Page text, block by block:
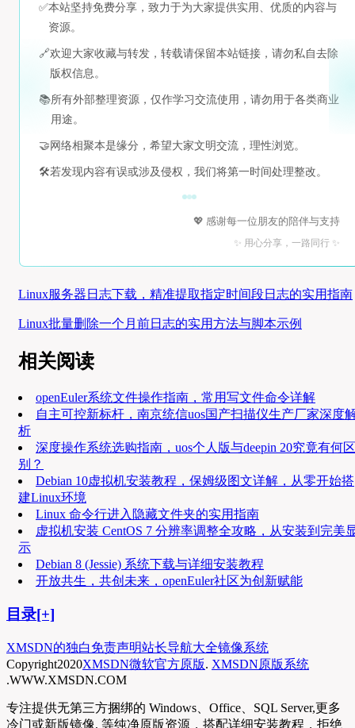
✅本站坚持免费分享，致力于为大家提供实用、优质的内容与
资源。
🔗欢迎大家收藏与转发，转载请保留本站链接，请勿私自去除
版权信息。
📚所有外部整理资源，仅作学习交流使用，请勿用于各类商业
用途。
🤝 网络相聚本是缘分，希望大家文明交流，理性浏览。
🛠️若发现内容有误或涉及侵权，我们将第一时间处理整改。
💖 感谢每一位朋友的陪伴与支持
✨ 用心分享，一路同行 ✨
Linux服务器日志下载，精准提取指定时间段日志的实用指南
Linux批量删除一个月前日志的实用方法与脚本示例
相关阅读
openEuler系统文件操作指南，常用写文件命令详解
自主可控新标杆，南京统信uos国产扫描仪生产厂家深度
析
深度操作系统选购指南，uos个人版与deepin 20究竟有何区
别？
Debian 10虚拟机安装教程，保姆级图文详解，从零开始搭
建Linux环境
Linux 命令行进入隐藏文件夹的实用指南
虚拟机安装 CentOS 7 分辨率调整全攻略，从安装到完美
示
Debian 8 (Jessie) 系统下载与详细安装教程
开放共生，共创未来，openEuler社区为创新赋能
目录[+]
XMSDN的独白免责声明站长导航大全镜像系统
Copyright2020XMSDN微软官方原版. XMSDN原版系统
.WWW.XMSDN.COM
专注提供无第三方捆绑的 Windows、Office、SQL Server,更多
冷门或新版镜像, 等纯净原版资源，搭配详细安装教程，拒绝